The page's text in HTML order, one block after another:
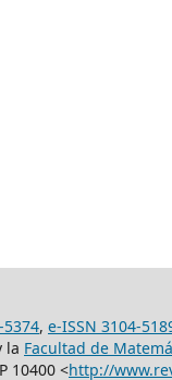
5374, e-ISSN 3104-
la Facultad de
10400 <http://